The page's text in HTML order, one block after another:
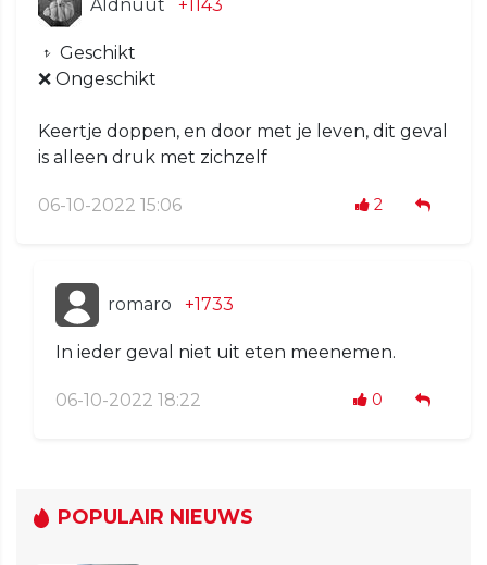
Aldnuut +1143
𝥷 Geschikt
❌ Ongeschikt
Keertje doppen, en door met je leven, dit geval
is alleen druk met zichzelf
06-10-2022 15:06 2
romaro +1733
In ieder geval niet uit eten meenemen.
06-10-2022 18:22 0
POPULAIR NIEUWS